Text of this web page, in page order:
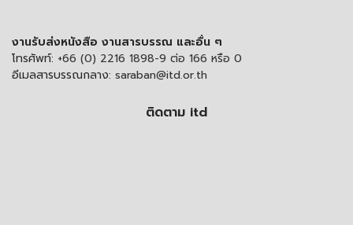
งานรับส่งหนังสือ งานสารบรรณ และอื่น ๆ
โทรศัพท์: +66 (0) 2216 1898-9 ต่อ 166 หรือ 0
อีเมลสารบรรณกลาง: saraban@itd.or.th
ติดตาม itd